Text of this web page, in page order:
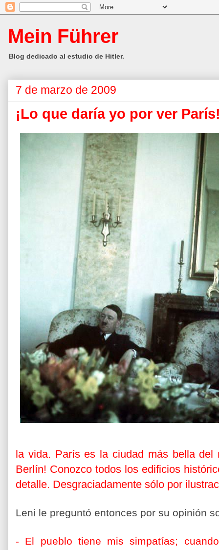
Mein Führer
Blog dedicado al estudio de Hitler.
7 de marzo de 2009
¡Lo que daría yo por ver
la vida. París es la ciudad más bella del
Berlín! Conozco todos los edificios
detalle. Desgraciadamente sólo por
Leni le preguntó entonces por su opinión
- El pueblo tiene mis simpatías;